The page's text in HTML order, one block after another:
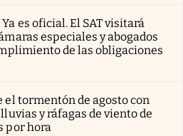
Ya es oficial. El SAT visitará
especiales y abogados
de las obligaciones
el tormentón de agosto con
y ráfagas de viento de
por hora